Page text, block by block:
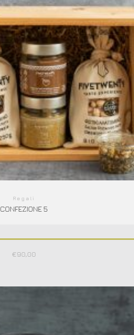
Regali
CONFEZIONE 5
€90,00